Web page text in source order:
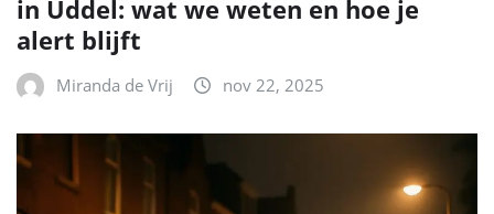
in Uddel: wat we weten en hoe je
alert blijft
Miranda de Vrij nov 22, 2025